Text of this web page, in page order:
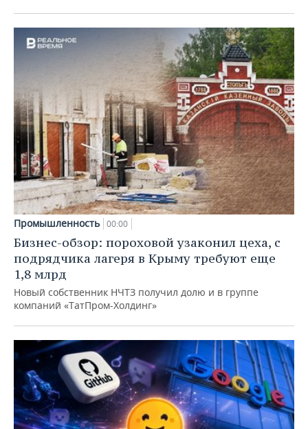
Промышленность 00:00
Бизнес-обзор: пороховой узаконил цеха, с
подрядчика лагеря в Крыму требуют еще
1,8 млрд
Новый собственник НЧТЗ получил долю и в группе
компаний «ТатПром-Холдинг»